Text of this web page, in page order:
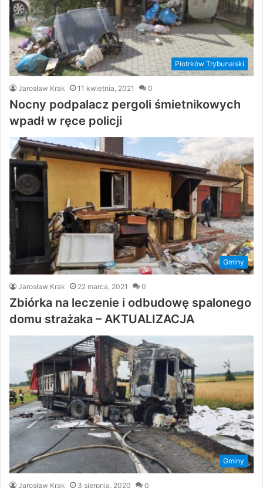
Piotrków Trybunalski
Jarosław Krak 11 kwietnia, 2021 0
Nocny podpalacz pergoli śmietnikowych
wpadł w ręce policji
Gminy
Jarosław Krak 22 marca, 2021 0
Zbiórka na leczenie i odbudowę spalonego
domu strażaka – AKTUALIZACJA
Gminy
Jarosław Krak 3 sierpnia, 2020 0